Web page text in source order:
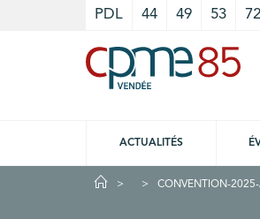
PDL 44 49 53 72
ACTUALITÉS
CONVENTION-2025-
Cookies management panel